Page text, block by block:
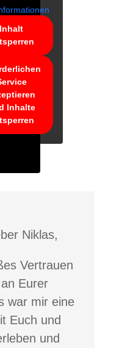
Inhalt
Inhalte
Niklas,
Vertrauen
Eurer
war mir eine
Euch und
und